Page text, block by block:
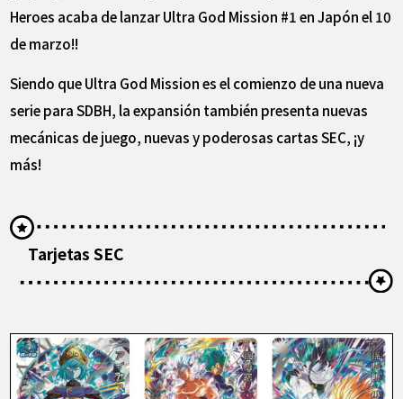
LANGUAGE
JP
EN FR DE ES
Heroes acaba de lanzar Ultra God Mission #1 en Japón el 10
de marzo!!
Siendo que Ultra God Mission es el comienzo de una nueva
serie para SDBH, la expansión también presenta nuevas
mecánicas de juego, nuevas y poderosas cartas SEC, ¡y
más!
Tarjetas SEC